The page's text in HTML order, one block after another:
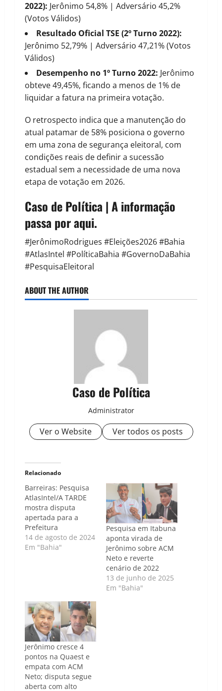
2022): Jerônimo 54,8% | Adversário 45,2%
(Votos Válidos)
Resultado Oficial TSE (2º Turno 2022):
Jerônimo 52,79% | Adversário 47,21% (Votos
Válidos)
Desempenho no 1º Turno 2022: Jerônimo
obteve 49,45%, ficando a menos de 1% de
liquidar a fatura na primeira votação.
O retrospecto indica que a manutenção do
atual patamar de 58% posiciona o governo
em uma zona de segurança eleitoral, com
condições reais de definir a sucessão
estadual sem a necessidade de uma nova
etapa de votação em 2026.
Caso de Política | A informação
passa por aqui.
#JerônimoRodrigues #Eleições2026 #Bahia
#AtlasIntel #PolíticaBahia #GovernoDaBahia
#PesquisaEleitoral
ABOUT THE AUTHOR
Caso de Política
Administrator
Ver o Website Ver todos os posts
Relacionado
Barreiras: Pesquisa
AtlasIntel/A TARDE
mostra disputa
apertada para a
Prefeitura
14 de agosto de 2024
Em "Bahia"
Pesquisa em Itabuna
aponta virada de
Jerônimo sobre ACM
Neto e reverte
cenário de 2022
13 de junho de 2025
Em "Bahia"
Jerônimo cresce 4
pontos na Quaest e
empata com ACM
Neto; disputa segue
aberta com alto